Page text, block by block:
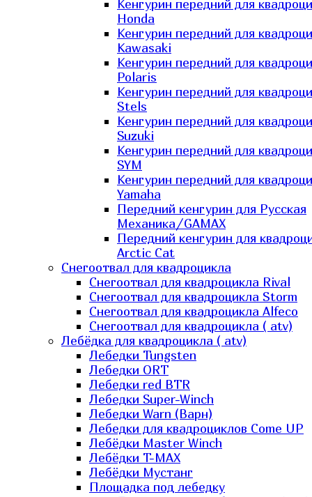
Кенгурин передний для
Honda
Кенгурин передний для
Kawasaki
Кенгурин передний для
Polaris
Кенгурин передний для
Stels
Кенгурин передний для
Suzuki
Кенгурин передний для
SYM
Кенгурин передний для
Yamaha
Передний кенгурин для Русская
Механика/GAMAX
Передний кенгурин для
Arctic Cat
Снегоотвал для квадроцикла
Снегоотвал для квадроцикла Rival
Снегоотвал для квадроцикла Storm
Снегоотвал для квадроцикла Alfeco
Снегоотвал для квадроцикла ( atv)
Лебёдка для квадроцикла ( atv)
Лебедки Tungsten
Лебедки ORT
Лебедки red BTR
Лебедки Super-Winch
Лебедки Warn (Варн)
Лебедки для квадроциклов Come UP
Лебёдки Master Winch
Лебёдки T-MAX
Лебёдки Мустанг
Площадка под лебедку